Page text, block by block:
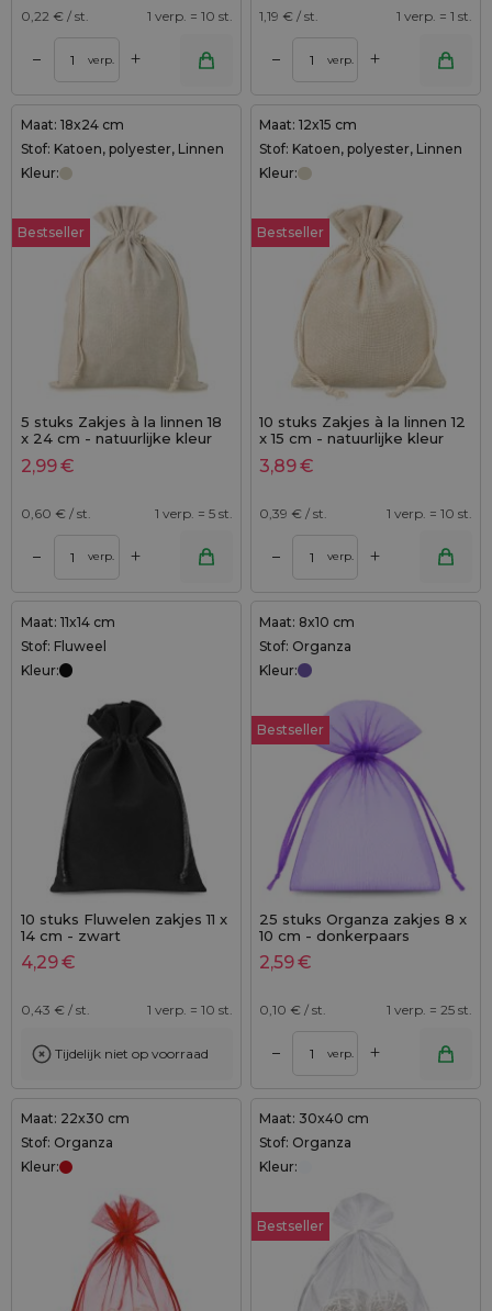
0,22 € / st. 1 verp. = 10 st.
– verp. +
1,19 € / st. 1 verp. = 1 st.
– verp. +
Maat: 18x24 cm
Stof: Katoen, polyester, Linnen
Kleur:
Bestseller
5 stuks Zakjes à la linnen 18
x 24 cm - natuurlijke kleur
2,99€
0,60 € / st. 1 verp. = 5 st.
– verp. +
Maat: 12x15 cm
Stof: Katoen, polyester, Linnen
Kleur:
Bestseller
10 stuks Zakjes à la linnen 12
x 15 cm - natuurlijke kleur
3,89€
0,39 € / st. 1 verp. = 10 st.
– verp. +
Maat: 11x14 cm
Stof: Fluweel
Kleur:
10 stuks Fluwelen zakjes 11 x
14 cm - zwart
4,29€
0,43 € / st. 1 verp. = 10 st.
Tijdelijk niet op voorraad
Maat: 8x10 cm
Stof: Organza
Kleur:
Bestseller
25 stuks Organza zakjes 8 x
10 cm - donkerpaars
2,59€
0,10 € / st. 1 verp. = 25 st.
– verp. +
Maat: 22x30 cm
Stof: Organza
Kleur:
Maat: 30x40 cm
Stof: Organza
Kleur:
Bestseller